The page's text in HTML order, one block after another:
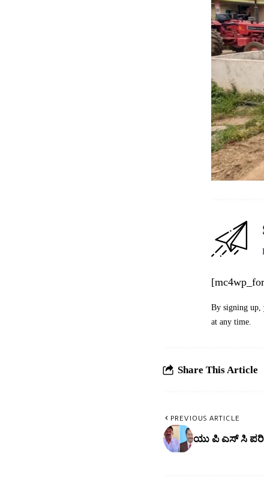
By signing up,
at any time.
Share This Article
PREVIOUS ARTICLE
ಯು ಪಿ ಎಸ್ ಸಿ